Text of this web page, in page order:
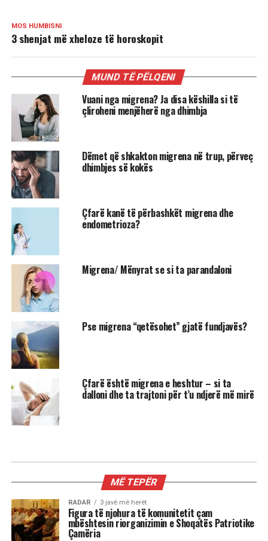
MOS HUMBISNI
3 shenjat më xheloze të horoskopit
MUND TË PËLQENI
Vuani nga migrena? Ja disa këshilla si të
çliroheni menjëherë nga dhimbja
Dëmet që shkakton migrena në trup, përveç
dhimbjes së kokës
Çfarë kanë të përbashkët migrena dhe
endometrioza?
Migrena/ Mënyrat se si ta parandaloni
Pse migrena “qetësohet” gjatë fundjavës?
Çfarë është migrena e heshtur – si ta
dalloni dhe ta trajtoni për t’u ndjerë më mirë
MË TEPËR
RADAR 3 javë më herët
Figura të njohura të komunitetit çam
mbështesin riorganizimin e Shoqatës Patriotike
Çamëria